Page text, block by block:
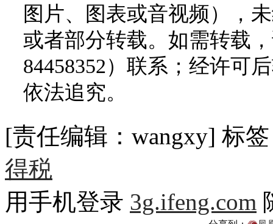
图片、图表或音视频），
或者部分转载。如需转载
84458352）联系；经许可
依法追究。
[责任编辑：wangxy] 标
得税
用手机登录 3g.ifeng.com